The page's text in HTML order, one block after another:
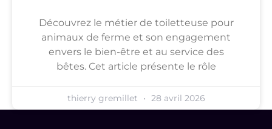
Découvrez le métier de toiletteuse pour
animaux de ferme et son engagement
envers le bien-être et au service des
bêtes. Cet article présente le rôle
thierry gremillet 28 avril 2026